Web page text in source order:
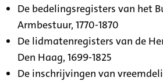
De bedelingsregisters van het
Armbestuur, 1770-1870
De lidmatenregisters van de
Den Haag, 1699-1825
De inschrijvingen van